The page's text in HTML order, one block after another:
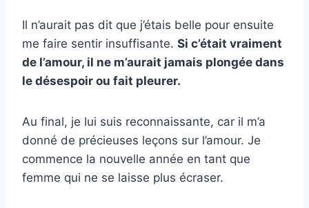
Il n’aurait pas dit que j’étais belle pour ensuite
me faire sentir insuffisante. Si c’était vraiment
de l’amour, il ne m’aurait jamais plongée dans
le désespoir ou fait pleurer.
Au final, je lui suis reconnaissante, car il m’a
donné de précieuses leçons sur l’amour. Je
commence la nouvelle année en tant que
femme qui ne se laisse plus écraser.